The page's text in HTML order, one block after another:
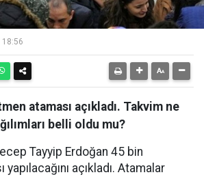
ataması açıkladı. Takvim ne
belli oldu mu?
Tayyip Erdoğan 45 bin
açıkladı. Atamalar